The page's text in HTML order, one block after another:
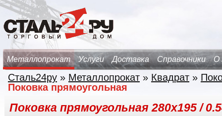
Металлопрокат Услуги Доставка Справочники О
Сталь24ру » Металлопрокат » Квадрат »
Поковка прямоугольная
Поковка прямоугольная 280х195 /